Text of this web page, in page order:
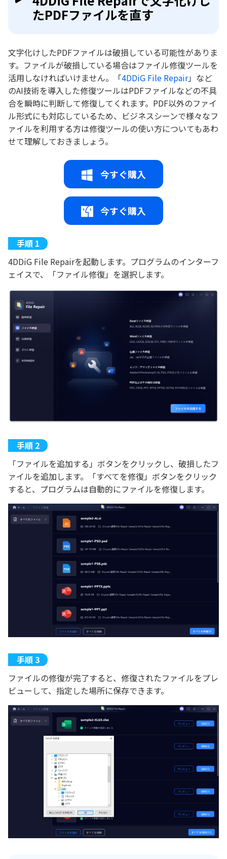
たPDFファイルを直す
文字化けしたPDFファイルは破損している可能性がありま
す。ファイルが破損している場合はファイル修復ツールを
活用しなければいけません。「4DDiG File Repair」など
のAI技術を導入した修復ツールはPDFファイルなどの不具
合を瞬時に判断して修復してくれます。PDF以外のファイ
ル形式にも対応しているため、ビジネスシーンで様々なフ
ァイルを利用する方は修復ツールの使い方についてもあわ
せて理解しておきましょう。
今すぐ購入
今すぐ購入
4DDiG File Repairを起動します。プログラムのインターフ
ェイスで、「ファイル修復」を選択します。
「ファイルを追加する」ボタンをクリックし、破損したフ
ァイルを追加します。「すべてを修復」ボタンをクリック
すると、プログラムは自動的にファイルを修復します。
ファイルの修復が完了すると、修復されたファイルをプレ
ビューして、指定した場所に保存できます。